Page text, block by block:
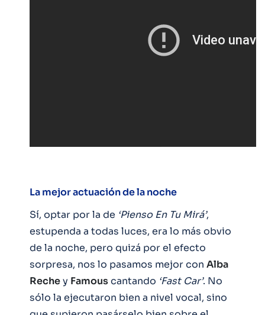
La mejor actuación de la noche
Sí, optar por la de ‘Pienso En Tu Mirá’,
estupenda a todas luces, era lo más obvio
de la noche, pero quizá por el efecto
sorpresa, nos lo pasamos mejor con Alba
Rechey Famouscantando ‘Fast Car’. No
sólo la ejecutaron bien a nivel vocal, sino